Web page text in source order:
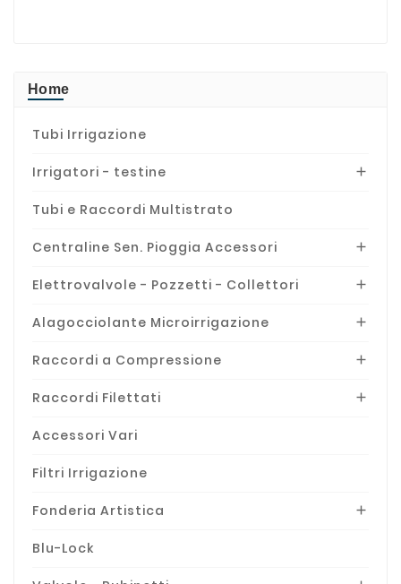
Home
Tubi Irrigazione
Irrigatori - testine 
Tubi e Raccordi Multistrato
Centraline Sen. Pioggia Accessori 
Elettrovalvole - Pozzetti - Collettori 
Alagocciolante Microirrigazione 
Raccordi a Compressione 
Raccordi Filettati 
Accessori Vari
Filtri Irrigazione
Fonderia Artistica 
Blu-Lock